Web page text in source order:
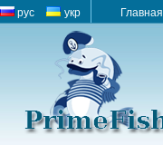
рус укр Главная